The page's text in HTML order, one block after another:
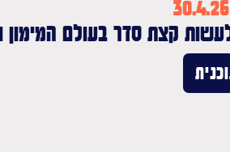
קצת סדר בעולם